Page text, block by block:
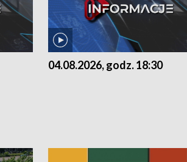
04.08.2026, godz. 18:30